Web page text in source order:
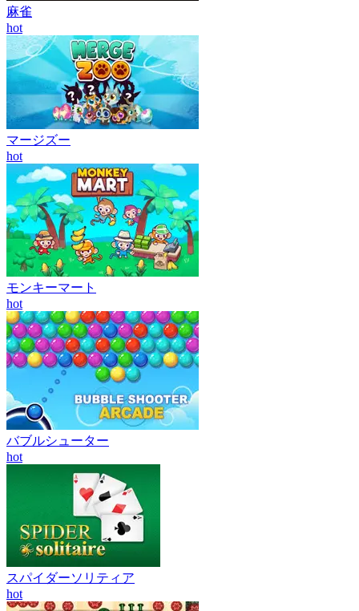
麻雀
hot
マージズー
hot
モンキーマート
hot
バブルシューター
hot
スパイダーソリティア
hot